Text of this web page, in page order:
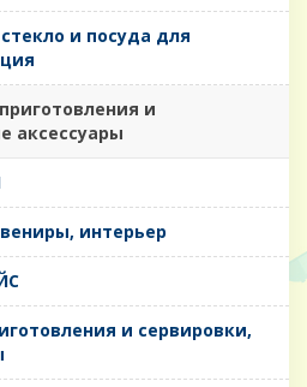
и посуда для
и
аксессуары
интерьер
и сервировки,